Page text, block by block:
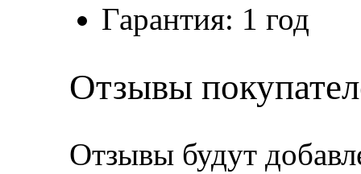
Гарантия: 1 год
Отзывы
Отзывы будут